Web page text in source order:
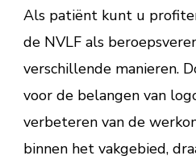
Als patiënt kunt u
de NVLF als
verschillende manieren.
voor de belangen van
verbeteren van de
binnen het vakgebied,